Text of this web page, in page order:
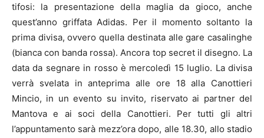
tifosi: la presentazione della maglia da gioco, anche
quest’anno griffata Adidas. Per il momento soltanto la
prima divisa, ovvero quella destinata alle gare casalinghe
(bianca con banda rossa). Ancora top secret il disegno. La
data da segnare in rosso è mercoledì 15 luglio. La divisa
verrà svelata in anteprima alle ore 18 alla Canottieri
Mincio, in un evento su invito, riservato ai partner del
Mantova e ai soci della Canottieri. Per tutti gli altri
l’appuntamento sarà mezz’ora dopo, alle 18.30, allo stadio